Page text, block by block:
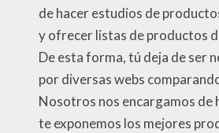
de hacer estudios de
y ofrecer listas de productos
De esta forma, tú deja de ser
por diversas webs
Nosotros nos encargamos de
te exponemos los mejores